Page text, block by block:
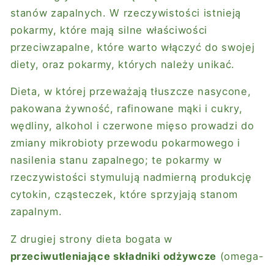
stanów zapalnych. W rzeczywistości istnieją
pokarmy, które mają silne właściwości
przeciwzapalne, które warto włączyć do swojej
diety, oraz pokarmy, których należy unikać.
Dieta, w której przeważają tłuszcze nasycone,
pakowana żywność, rafinowane mąki i cukry,
wędliny, alkohol i czerwone mięso prowadzi do
zmiany mikrobioty przewodu pokarmowego i
nasilenia stanu zapalnego; te pokarmy w
rzeczywistości stymulują nadmierną produkcję
cytokin, cząsteczek, które sprzyjają stanom
zapalnym.
Z drugiej strony dieta bogata w
przeciwutleniające składniki odżywcze (omega-